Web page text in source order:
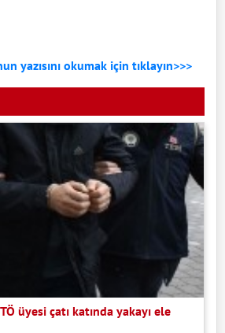
yazısını okumak için tıklayın>>>
üyesi çatı katında yakayı ele